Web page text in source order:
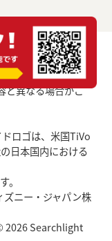
と異なる場合がご
ロゴは、米国TiVo
日本国内における
。
ズニー・ジャパン株
2026 Searchlight